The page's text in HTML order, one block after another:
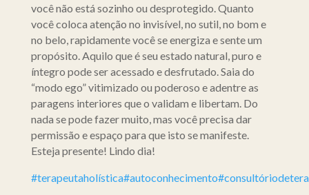
você não está sozinho ou desprotegido. Quanto
você coloca atenção no invisível, no sutil, no bom e
no belo, rapidamente você se energiza e sente um
propósito. Aquilo que é seu estado natural, puro e
íntegro pode ser acessado e desfrutado. Saia do
“modo ego” vitimizado ou poderoso e adentre as
paragens interiores que o validam e libertam. Do
nada se pode fazer muito, mas você precisa dar
permissão e espaço para que isto se manifeste.
Esteja presente! Lindo dia!
#terapeutaholística#autoconhecimento